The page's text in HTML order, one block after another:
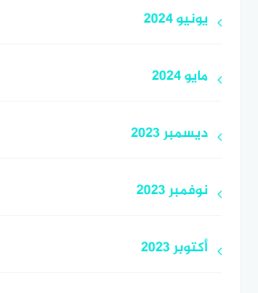
يونيو 2024
مايو 2024
ديسمبر 2023
نوفمبر 2023
أكتوبر 2023